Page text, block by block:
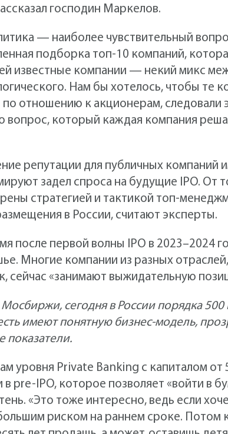
господин Маркелов.
— наиболее чувствительный
подборка топ-10 компаний,
известные компании — некий микс
Нам бы хотелось, чтобы те
отношению к акционерам, следовали
вопрос, который каждая компания
репутации для публичных компаний
задел спроса на будущие IPO. От
стратегией и тактикой топ-
в России, считают эксперты.
после первой волны IPO в 2023–2024
Многие компании из разных
сейчас «занимают выжидательную
сегодня в России порядка
имеют понятную бизнес-модель,
показатели.
уровня Private Banking с капиталом от
в pre-IPO, которое позволяет «войти в
«Это тоже интересно, ведь если
риском на раннем сроке. Потом